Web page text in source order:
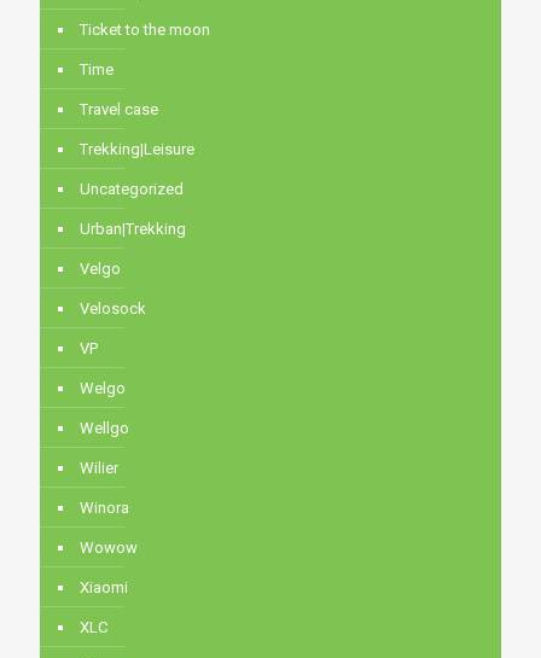
Ticket to the moon
Time
Travel case
Trekking|Leisure
Uncategorized
Urban|Trekking
Velgo
Velosock
VP
Welgo
Wellgo
Wilier
Winora
Wowow
Xiaomi
XLC